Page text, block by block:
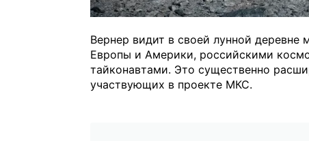
Вернер видит в своей лунной деревне
Европы и Америки, российскими
тайконавтами. Это существенно
участвующих в проекте МКС.